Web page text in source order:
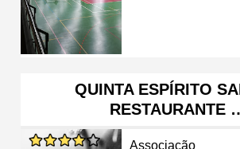
QUINTA ESPÍRITO
RESTAURANTE
Associação